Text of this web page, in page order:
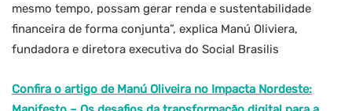
mesmo tempo, possam gerar renda e sustentabilidade
financeira de forma conjunta”, explica Manú Oliviera,
fundadora e diretora executiva do Social Brasilis
Confira o artigo de Manú Oliveira no Impacta Nordeste: